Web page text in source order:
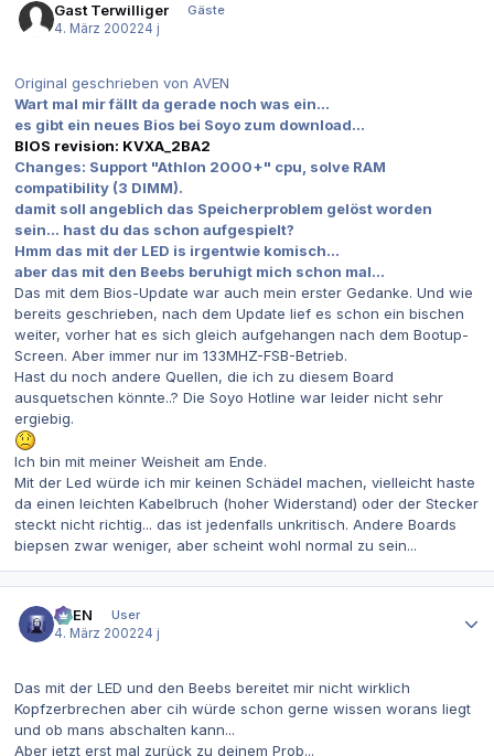
Gast Terwilliger
Gäste
4. März 200224 j
Original geschrieben von AVEN
Wart mal mir fällt da gerade noch was ein...
es gibt ein neues Bios bei Soyo zum download...
BIOS revision: KVXA_2BA2
Changes: Support "Athlon 2000+" cpu, solve RAM
compatibility (3 DIMM).
damit soll angeblich das Speicherproblem gelöst worden
sein... hast du das schon aufgespielt?
Hmm das mit der LED is irgentwie komisch...
aber das mit den Beebs beruhigt mich schon mal...
Das mit dem Bios-Update war auch mein erster Gedanke. Und wie
bereits geschrieben, nach dem Update lief es schon ein bischen
weiter, vorher hat es sich gleich aufgehangen nach dem Bootup-
Screen. Aber immer nur im 133MHZ-FSB-Betrieb.
Hast du noch andere Quellen, die ich zu diesem Board
ausquetschen könnte..? Die Soyo Hotline war leider nicht sehr
ergiebig.
Ich bin mit meiner Weisheit am Ende.
Mit der Led würde ich mir keinen Schädel machen, vielleicht haste
da einen leichten Kabelbruch (hoher Widerstand) oder der Stecker
steckt nicht richtig... das ist jedenfalls unkritisch. Andere Boards
biepsen zwar weniger, aber scheint wohl normal zu sein...
AVEN
User
4. März 200224 j
Das mit der LED und den Beebs bereitet mir nicht wirklich
Kopfzerbrechen aber cih würde schon gerne wissen worans liegt
und ob mans abschalten kann...
Aber jetzt erst mal zurück zu deinem Prob...